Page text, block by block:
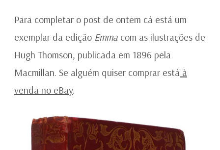
Para completar o post de ontem cá está um
exemplar da edição Emma com as ilustrações de
Hugh Thomson, publicada em 1896 pela
Macmillan. Se alguém quiser comprar está à
venda no eBay.